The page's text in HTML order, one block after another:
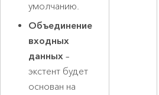
умолчанию.
Объединение
входных
данных –
экстент будет
основан на